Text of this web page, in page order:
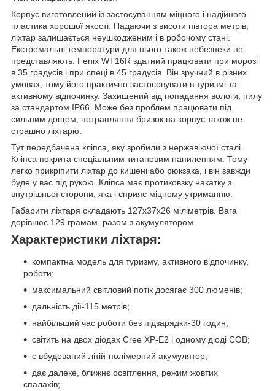
Корпус виготовлений із застосуванням міцного і надійного
пластика хорошої якості. Падаючи з висоти півтора метрів,
ліхтар залишається неушкодженим і в робочому стані.
Екстремальні температури для нього також небезпеки не
представляють. Fenix WT16R здатний працювати при морозі
в 35 градусів і при спеці в 45 градусів. Він зручний в різних
умовах, тому його практично застосовувати в туризмі та
активному відпочинку. Захищений від попадання вологи, пилу
за стандартом IP66. Може без проблем працювати під
сильним дощем, потрапляння бризок на корпус також не
страшно ліхтарю.
Тут передбачена кліпса, яку зробили з нержавіючої сталі.
Кліпса покрита спеціальним титановим напиленням. Тому
легко прикріпити ліхтар до кишені або рюкзака, і він завжди
буде у вас під рукою. Кліпса має протиковзку накатку з
внутрішньої сторони, яка і сприяє міцному утриманню.
Габарити ліхтаря складають 127x37x26 міліметрів. Вага
дорівнює 129 грамам, разом з акумулятором.
Характеристики ліхтаря:
компактна модель для туризму, активного відпочинку,
роботи;
максимальний світловий потік досягає 300 люменів;
дальність дії-115 метрів;
найбільший час роботи без підзарядки-30 годин;
світить на двох діодах Cree XP-E2 і одному діоді COB;
є вбудований літій-полімерний акумулятор;
дає далеке, ближнє освітлення, режим жовтих
спалахів;